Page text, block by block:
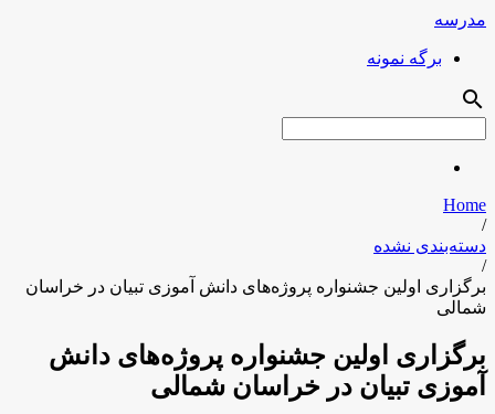
مدرسه
برگه نمونه
search
Home
/
دسته‌بندی نشده
/
برگزاری اولین جشنواره پروژه‌های دانش آموزی تبیان در خراسان
شمالی
برگزاری اولین جشنواره پروژه‌های دانش
آموزی تبیان در خراسان شمالی